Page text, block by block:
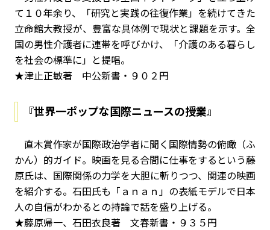
て１０年余り、「研究と実践の往復作業」を続けてきた
立命館大教授が、豊富な具体例で現状と課題を示す。全
国の男性介護者に連帯を呼びかけ、「介護のある暮らし
を社会の標準に」と提唱。
★津止正敏著 中公新書・９０２円
『世界一ポップな国際ニュースの授業』
直木賞作家が国際政治学者に聞く国際情勢の俯瞰（ふ
かん）的ガイド。映画を見る合間に仕事をするという藤
原氏は、国際関係の力学を大胆に斬りつつ、関連の映画
を紹介する。石田氏も「ａｎａｎ」の表紙モデルで日本
人の自信がわかるとの持論で話を盛り上げる。
★藤原帰一、石田衣良著 文春新書・９３５円